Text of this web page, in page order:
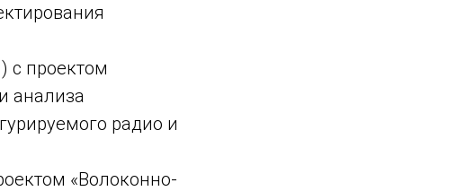
с проектом
анализа
радио и
«Волоконно-